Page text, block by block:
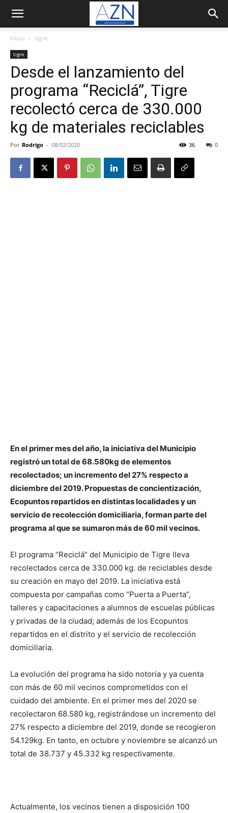
Inicio tigre
tigre
Desde el lanzamiento del
programa “Reciclá”, Tigre
recolectó cerca de 330.000
kg de materiales reciclables
Por Rodrigo - 08/02/2020 0
36
En el primer mes del año, la iniciativa del Municipio
registró un total de 68.580kg de elementos
recolectados; un incremento del 27% respecto a
diciembre del 2019. Propuestas de concientización,
Ecopuntos repartidos en distintas localidades y un
servicio de recolección domiciliaria, forman parte del
programa al que se sumaron más de 60 mil vecinos.
El programa “Reciclá” del Municipio de Tigre lleva
recolectados cerca de 330.000 kg. de reciclables desde
su creación en mayo del 2019. La iniciativa está
compuesta por campañas como “Puerta a Puerta”,
talleres y capacitaciones a alumnos de escuelas públicas
y privadas de la ciudad; además de los Ecopuntos
repartidos en el distrito y el servicio de recolección
domiciliaria.
La evolución del programa ha sido notoria y ya cuenta
con más de 60 mil vecinos comprometidos con el
cuidado del ambiente. En el primer mes del 2020 se
recolectaron 68.580 kg, registrándose un incremento del
27% respecto a diciembre del 2019, donde se recogieron
54.129kg. En tanto, en octubre y noviembre se alcanzó un
total de 38.737 y 45.332 kg respectivamente.
Actualmente, los vecinos tienen a disposición 100